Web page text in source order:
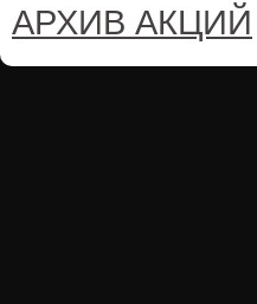
АРХИВ АКЦИЙ